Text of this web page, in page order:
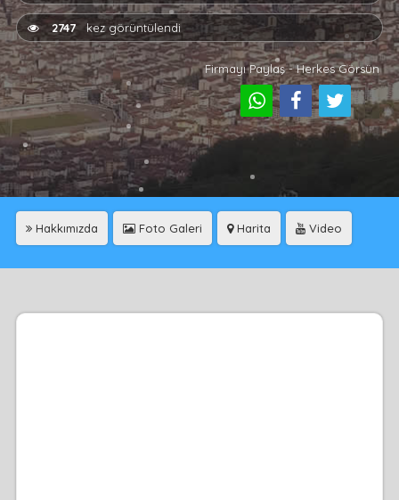
2747kez görüntülendi
Firmayı Paylaş - Herkes Görsün
Hakkımızda Foto Galeri Harita Video